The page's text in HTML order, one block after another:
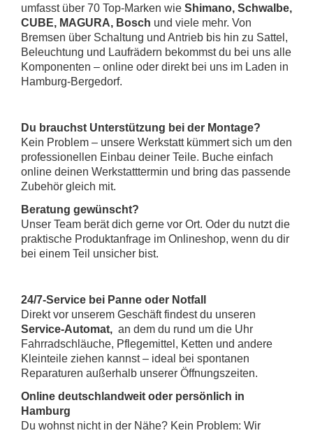
umfasst über 70 Top-Marken wie Shimano, Schwalbe,
CUBE, MAGURA, Bosch und viele mehr. Von
Bremsen über Schaltung und Antrieb bis hin zu Sattel,
Beleuchtung und Laufrädern bekommst du bei uns alle
Komponenten – online oder direkt bei uns im Laden in
Hamburg-Bergedorf.
Du brauchst Unterstützung bei der Montage?
Kein Problem – unsere Werkstatt kümmert sich um den
professionellen Einbau deiner Teile. Buche einfach
online deinen Werkstatttermin und bring das passende
Zubehör gleich mit.
Beratung gewünscht?
Unser Team berät dich gerne vor Ort. Oder du nutzt die
praktische Produktanfrage im Onlineshop, wenn du dir
bei einem Teil unsicher bist.
24/7-Service bei Panne oder Notfall
Direkt vor unserem Geschäft findest du unseren
Service-Automat, an dem du rund um die Uhr
Fahrradschläuche, Pflegemittel, Ketten und andere
Kleinteile ziehen kannst – ideal bei spontanen
Reparaturen außerhalb unserer Öffnungszeiten.
Online deutschlandweit oder persönlich in
Hamburg
Du wohnst nicht in der Nähe? Kein Problem: Wir